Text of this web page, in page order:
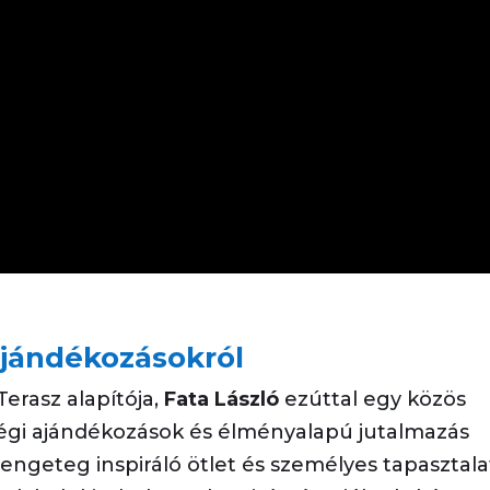
alapítója, Fata László ezúttal egy közös
ajándékozások és élményalapú jutalmazás
inspiráló ötlet és személyes